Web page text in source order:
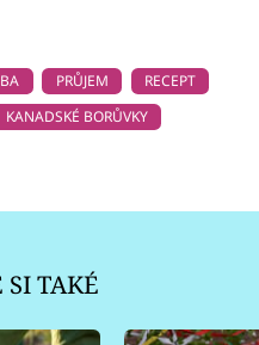
PRŮJEM
RECEPT
KANADSKÉ BORŮVKY
SI TAKÉ